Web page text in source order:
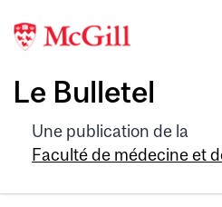
Le Bulletel
Une publication de la
Faculté de médecine et